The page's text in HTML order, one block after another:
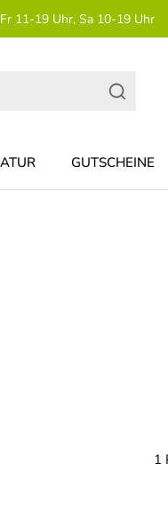
11-19 Uhr, Sa 10-19 Uhr
GUTSCHEINE
1